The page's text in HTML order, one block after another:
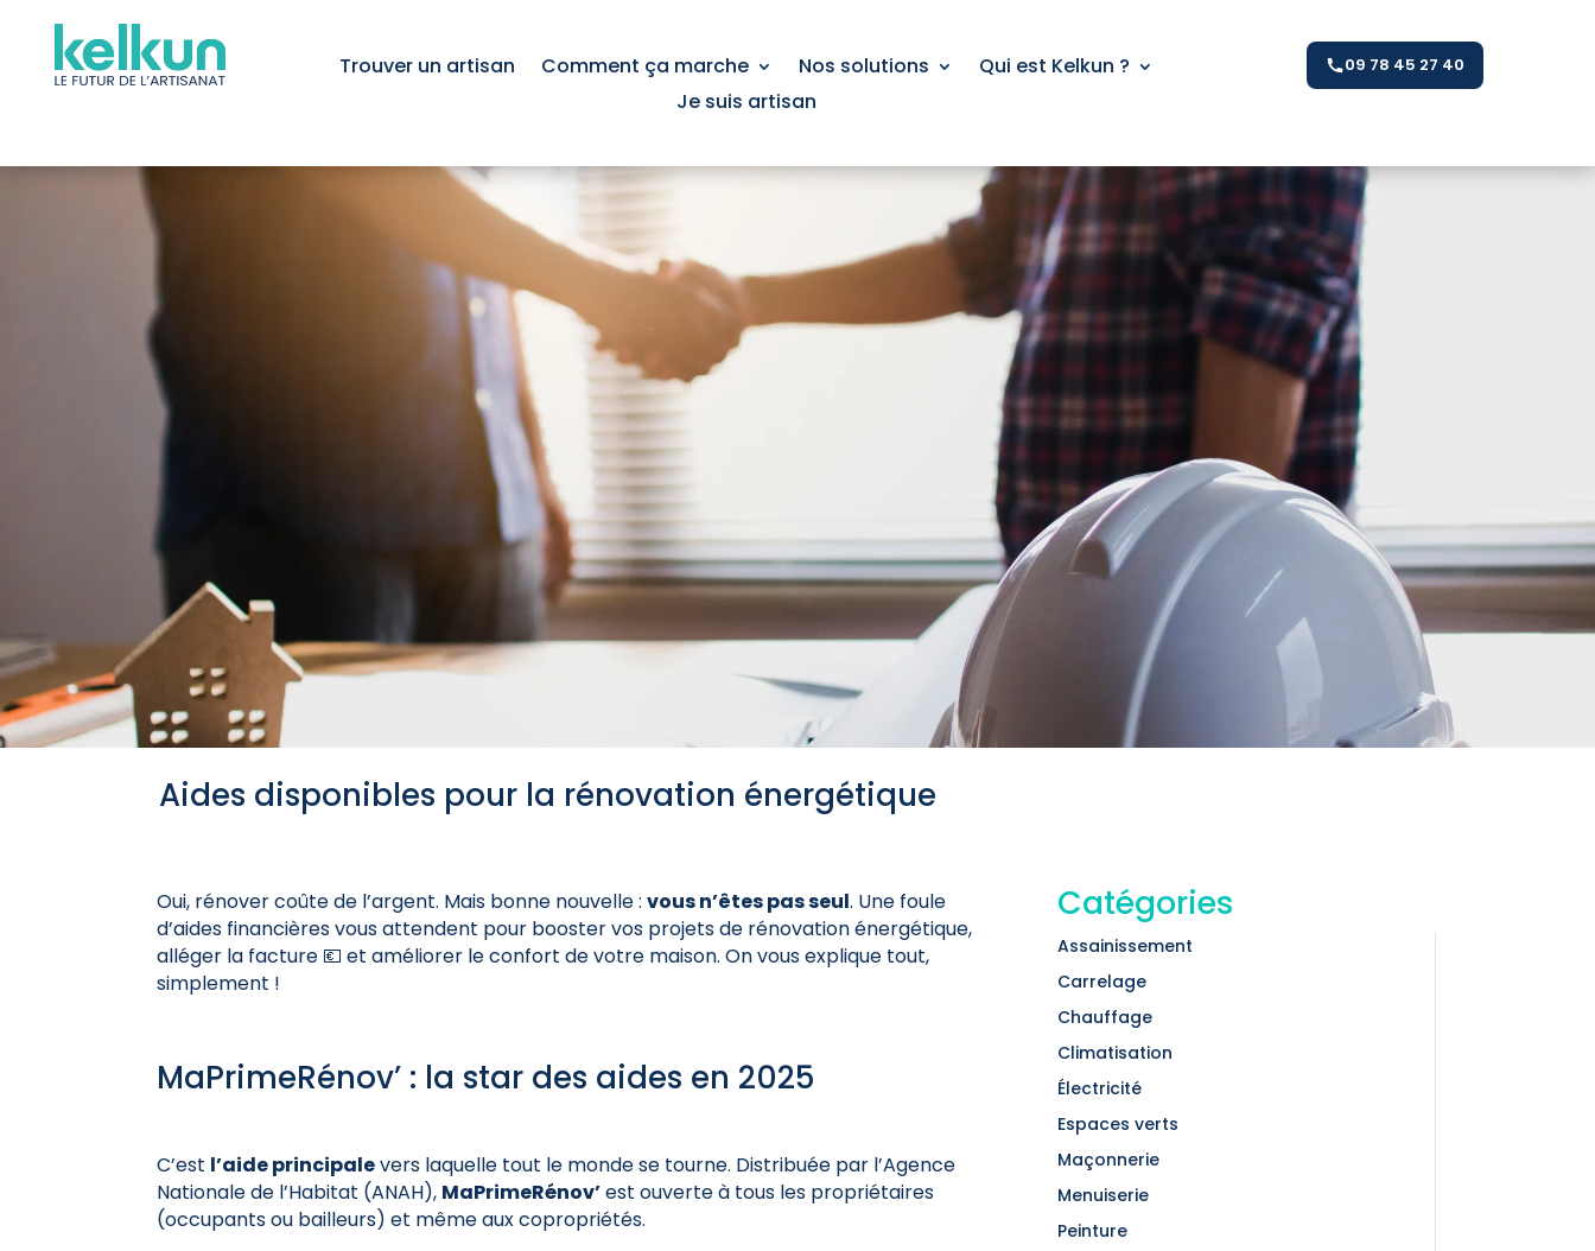
Trouver un artisan Comment ça marche Nos solutions
Qui est Kelkun ?
Je suis artisan
09 78 45 27 40
Aides disponibles pour la rénovation énergétique
Oui, rénover coûte de l’argent. Mais bonne nouvelle :vous n’êtes pas seul. Une foule
d’aides financières vous attendent pour booster vos projets de rénovation énergétique,
alléger la facture 💶 et améliorer le confort de votre maison. On vous explique tout,
simplement !
MaPrimeRénov’ : la star des aides en 2025
C’est l’aide principalevers laquelle tout le monde se tourne. Distribuée par l’Agence
Nationale de l’Habitat (ANAH), MaPrimeRénov’est ouverte à tous les propriétaires
(occupants ou bailleurs) et même aux copropriétés.
Catégories
Assainissement
Carrelage
Chauffage
Climatisation
Électricité
Espaces verts
Maçonnerie
Menuiserie
Peinture